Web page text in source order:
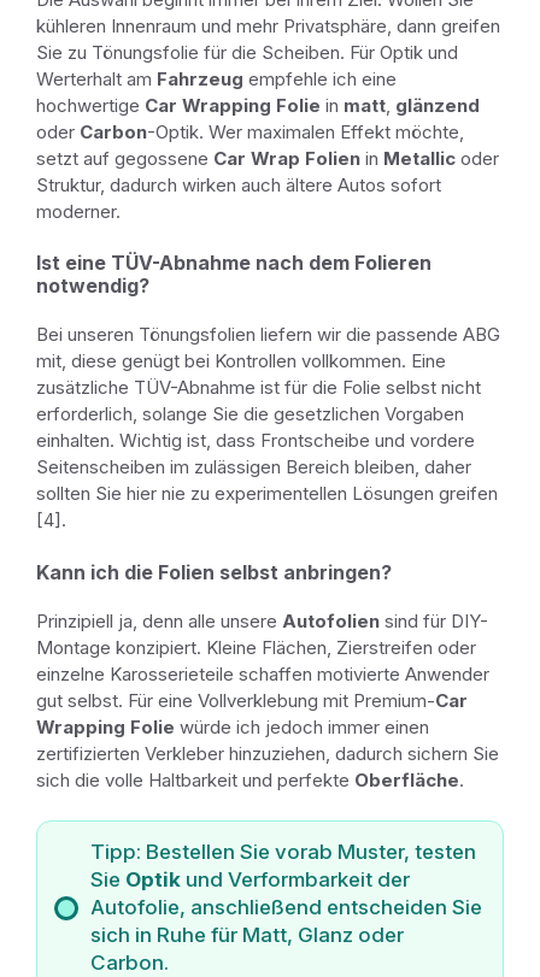
kühleren Innenraum und mehr Privatsphäre, dann greifen
Sie zu Tönungsfolie für die Scheiben. Für Optik und
Werterhalt am Fahrzeug empfehle ich eine
hochwertige Car Wrapping Folie in matt glänzend
oder Carbon-Optik. Wer maximalen Effekt möchte,
setzt auf gegossene Car Wrap Folien in Metallic oder
Struktur, dadurch wirken auch ältere Autos sofort
moderner.
Ist eine TÜV-Abnahme nach dem Folieren
notwendig?
Bei unseren Tönungsfolien liefern wir die passende ABG
mit, diese genügt bei Kontrollen vollkommen. Eine
zusätzliche TÜV-Abnahme ist für die Folie selbst nicht
erforderlich, solange Sie die gesetzlichen Vorgaben
einhalten. Wichtig ist, dass Frontscheibe und vordere
Seitenscheiben im zulässigen Bereich bleiben, daher
sollten Sie hier nie zu experimentellen Lösungen greifen
[4].
Kann ich die Folien selbst anbringen?
Prinzipiell ja, denn alle unsere Autofolien sind für DIY-
Montage konzipiert. Kleine Flächen, Zierstreifen oder
einzelne Karosserieteile schaffen motivierte Anwender
gut selbst. Für eine Vollverklebung mit Premium-Car
Wrapping Folie würde ich jedoch immer einen
zertifizierten Verkleber hinzuziehen, dadurch sichern Sie
sich die volle Haltbarkeit und perfekte Oberfläche.
Tipp: Bestellen Sie vorab Muster, testen
Sie Optik und Verformbarkeit der
Autofolie, anschließend entscheiden Sie
sich in Ruhe für Matt, Glanz oder
Carbon.